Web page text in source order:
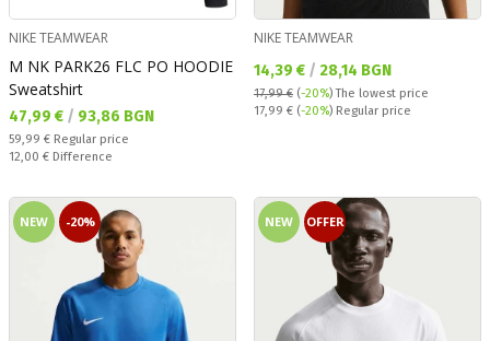
NIKE TEAMWEAR
M NK PARK26 FLC PO HOODIE
Sweatshirt
Текуща цена:
47,99 € / 93,86 BGN
Regular price:
59,99 € Regular price
Спестявате:
12,00 € Difference
NIKE TEAMWEAR
Текуща цена:
14,39 € / 28,14 BGN
17,99 € (-20%)The lowest price
Regular price:
17,99 € (-20%) Regular price
NEW -20% NEW OFFER